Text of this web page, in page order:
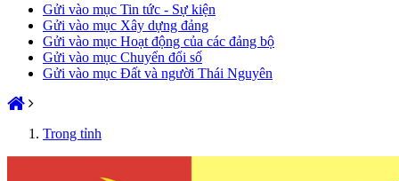
Gửi vào mục Tin tức - Sự kiện
Gửi vào mục Xây dựng đảng
Gửi vào mục Hoạt động của các đảng bộ
Gửi vào mục Chuyển đổi số
Gửi vào mục Đất và người Thái Nguyên
Trong tỉnh